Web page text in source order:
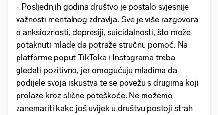
- Posljednjih godina društvo je postalo svjesnije
važnosti mentalnog zdravlja. Sve je više razgovora
o anksioznosti, depresiji, suicidalnosti, što može
potaknuti mlade da potraže stručnu pomoć. Na
platforme poput TikToka i Instagrama treba
gledati pozitivno, jer omogućuju mladima da
podijele svoja iskustva te se povežu s drugima koji
prolaze kroz slične poteškoće. Ne možemo
zanemariti kako još uvijek u društvu postoji strah